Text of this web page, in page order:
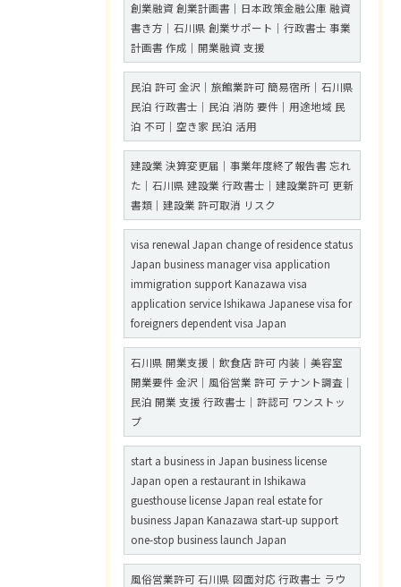
創業融資 創業計画書｜日本政策金融公庫 融資
書き方｜石川県 創業サポート｜行政書士 事業
計画書 作成｜開業融資 支援
民泊 許可 金沢｜旅館業許可 簡易宿所｜石川県
民泊 行政書士｜民泊 消防 要件｜用途地域 民
泊 不可｜空き家 民泊 活用
建設業 決算変更届｜事業年度終了報告書 忘れ
た｜石川県 建設業 行政書士｜建設業許可 更新
書類｜建設業 許可取消 リスク
visa renewal Japan change of residence status
Japan business manager visa application
immigration support Kanazawa visa
application service Ishikawa Japanese visa for
foreigners dependent visa Japan
石川県 開業支援｜飲食店 許可 内装｜美容室
開業要件 金沢｜風俗営業 許可 テナント調査｜
民泊 開業 支援 行政書士｜許認可 ワンストッ
プ
start a business in Japan business license
Japan open a restaurant in Ishikawa
guesthouse license Japan real estate for
business Japan Kanazawa start-up support
one-stop business launch Japan
風俗営業許可 石川県 図面対応 行政書士 ラウ